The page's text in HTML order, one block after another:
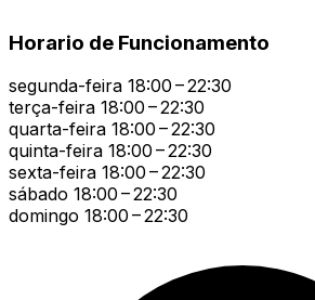
Horario de Funcionamento
segunda-feira 18:00 – 22:30
terça-feira 18:00 – 22:30
quarta-feira 18:00 – 22:30
quinta-feira 18:00 – 22:30
sexta-feira 18:00 – 22:30
sábado 18:00 – 22:30
domingo 18:00 – 22:30